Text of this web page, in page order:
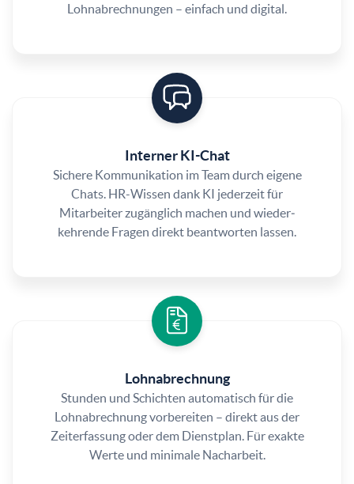
Lohnabrechnungen – einfach und digital.
Interner KI-Chat
Sichere Kommunikation im Team durch eigene
Chats. HR-Wissen dank KI jederzeit für
Mitarbeiter zugänglich machen und wieder­
kehrende Fragen direkt beantworten lassen.
Lohnabrechnung
Stunden und Schichten automatisch für die
Lohnabrechnung vorbereiten – direkt aus der
Zeiterfassung oder dem Dienstplan. Für exakte
Werte und minimale Nacharbeit.